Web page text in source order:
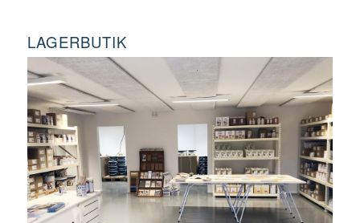
LAGERBUTIK